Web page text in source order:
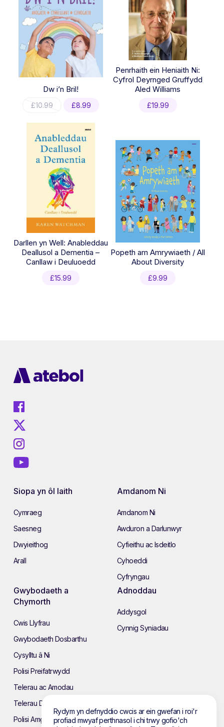
Dw i’n Bril!
£10.99
Original
was:
£10.99.
£8.99
Penrhaith ein Heniaith Ni:
Cyfrol Deyrnged Gruffydd
Aled Williams
£19.99
Darllen yn Well: Anableddau
Deallusol a Dementia –
Canllaw i Deuluoedd
£15.99
Popeth am Amrywiaeth / All
About Diversity
£9.99
Siopa yn ôl Iaith
Cymraeg
Saesneg
Dwyieithog
Arall
Amdanom Ni
Amdanom Ni
Awduron a Darlunwyr
Cyfieithu ac Isdeitlo
Cyhoeddi
Cyfryngau
Gwybodaeth a
Chymorth
Cwis Llyfrau
Gwybodaeth Dosbarthu
Cysylltu â Ni
Polisi Preifatrwydd
Telerau ac Amodau
Telerau Defnyddio’r Wefan
Polisi Amgylcheddol
Adnoddau
Addysgol
Cynnig Syniadau
Rydym yn defnyddio cwcis ar ein gwefan i roi'r
profiad mwyaf perthnasol i chi trwy gofio'ch